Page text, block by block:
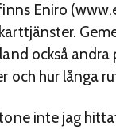
Eniro
också andra
hur långa
inte jag